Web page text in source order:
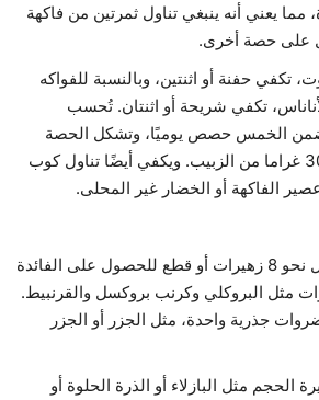
مما يعني أنه ينبغي تناول ثمرتين من فاكهة
على حصة أخرى.
تكفي حفنة أو اثنتين، وبالنسبة للفواكه
تكفي شريحة أو اثنتان. تُحسب
ضمن الخمس حصص يوميًا، وتشكل الحصة
ملعقة كبيرة ممتلئة أو 30 غراما من الزبيب. ويكفي أيضًا تناول كوب
يحتاج الشخص إلى تناول نحو 8 زهيرات أو قطع للحصول على الفائدة
مثل البروكلي وكرنب بروكسل والقرنبيط.
جذرية واحدة، مثل الجزر أو الجزر
الحجم مثل البازلاء أو الذرة الحلوة أو